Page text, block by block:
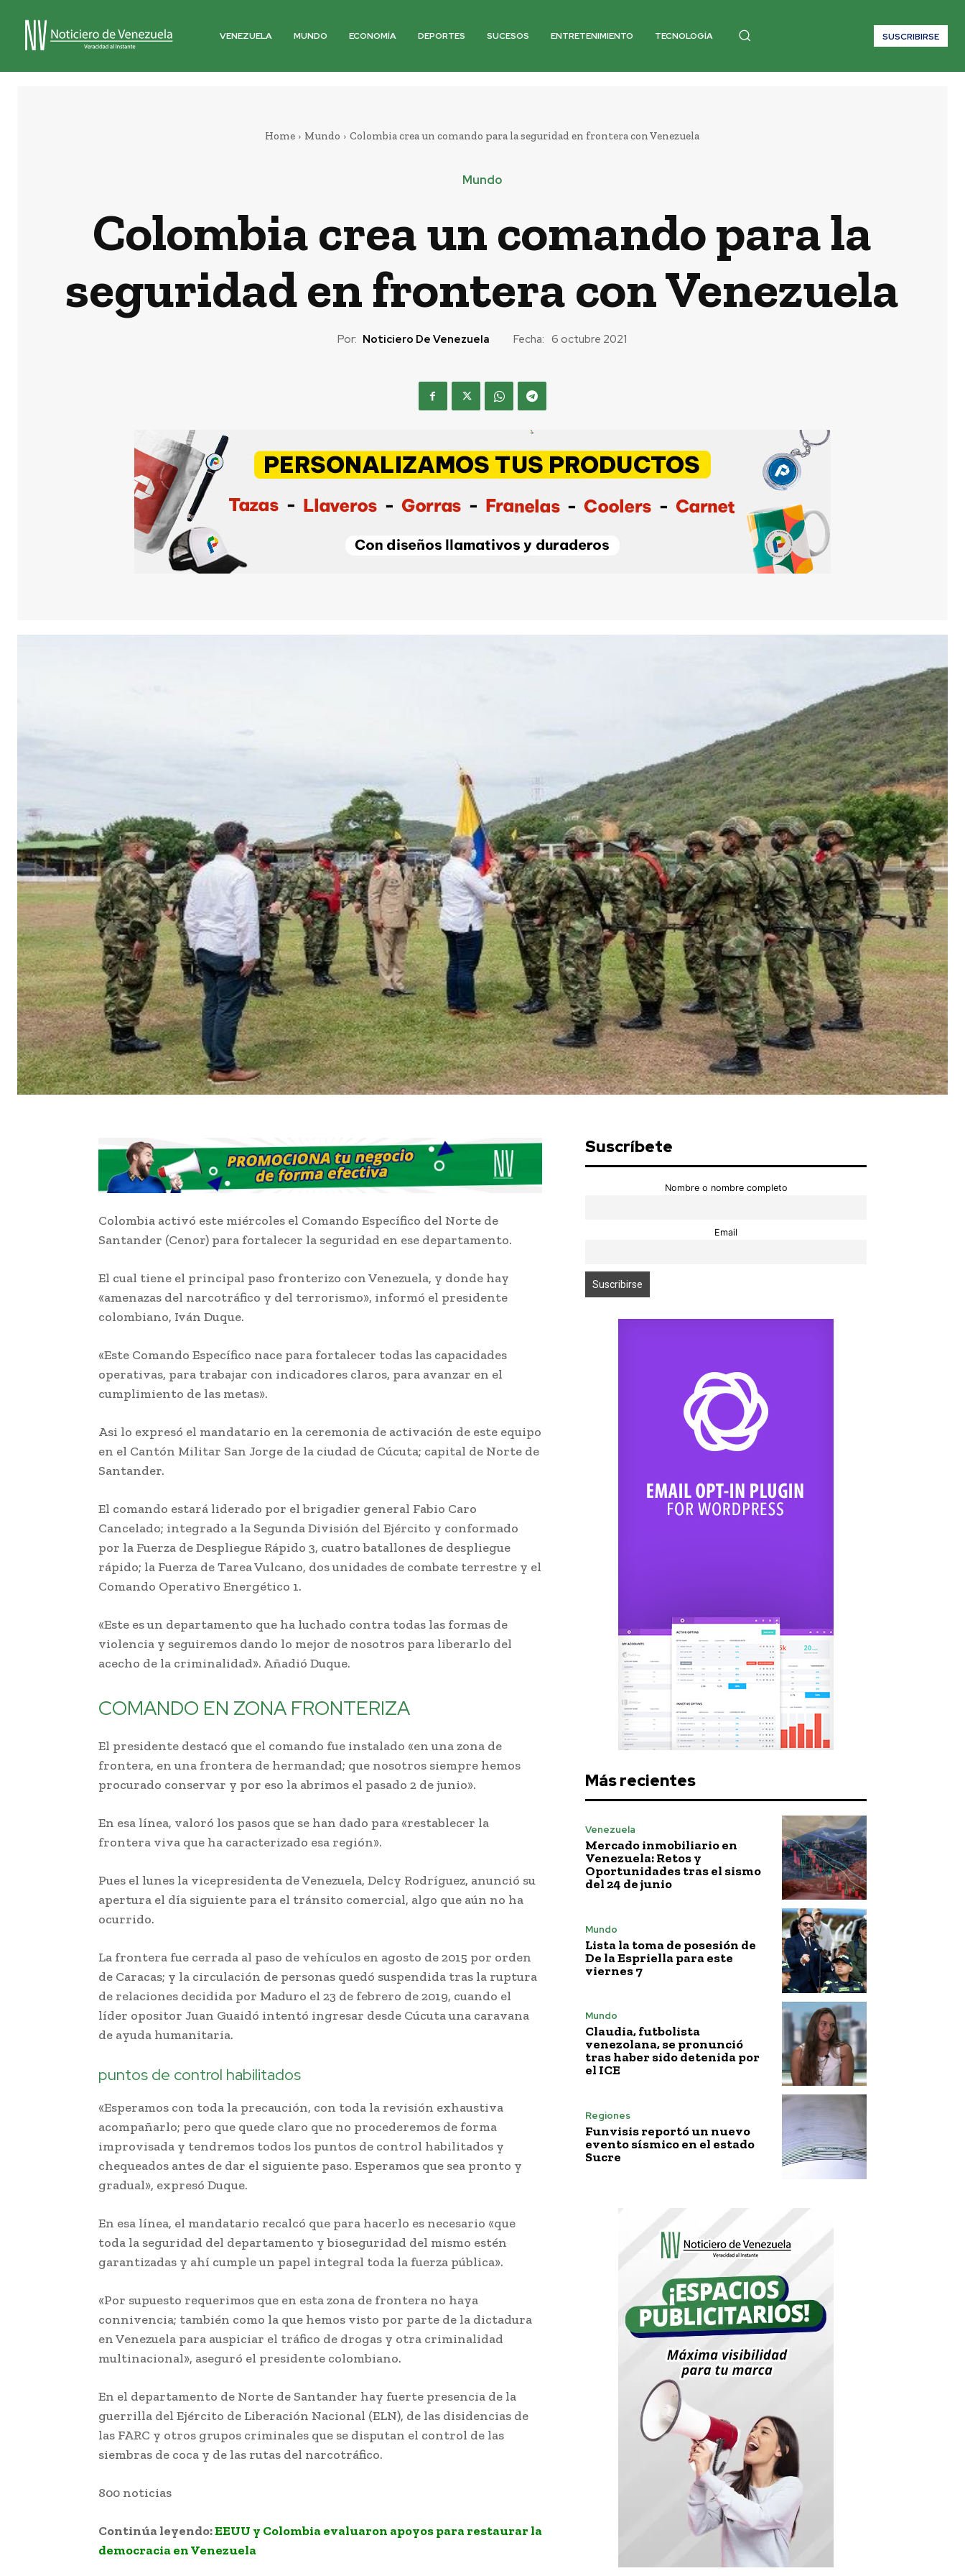
VENEZUELA MUNDO ECONOMÍA DEPORTES SUCESOS ENTRETENIMIENTO TECNOLOGÍA SUSCRIBIRSE
Home Mundo Colombia crea un comando para la seguridad en frontera con Venezuela
Mundo
Colombia crea un comando para la
seguridad en frontera con Venezuela
Por: Noticiero De Venezuela Fecha: 6 octubre 2021
Colombia activó este miércoles el Comando Específico del Norte de
Santander (Cenor) para fortalecer la seguridad en ese departamento.
El cual tiene el principal paso fronterizo con Venezuela, y donde hay
«amenazas del narcotráfico y del terrorismo», informó el presidente
colombiano, Iván Duque.
«Este Comando Específico nace para fortalecer todas las capacidades
operativas, para trabajar con indicadores claros, para avanzar en el
cumplimiento de las metas».
Asi lo expresó el mandatario en la ceremonia de activación de este equipo
en el Cantón Militar San Jorge de la ciudad de Cúcuta; capital de Norte de
Santander.
El comando estará liderado por el brigadier general Fabio Caro
Cancelado; integrado a la Segunda División del Ejército y conformado
por la Fuerza de Despliegue Rápido 3, cuatro batallones de despliegue
rápido; la Fuerza de Tarea Vulcano, dos unidades de combate terrestre y el
Comando Operativo Energético 1.
«Este es un departamento que ha luchado contra todas las formas de
violencia y seguiremos dando lo mejor de nosotros para liberarlo del
acecho de la criminalidad». Añadió Duque.
COMANDO EN ZONA FRONTERIZA
El presidente destacó que el comando fue instalado «en una zona de
frontera, en una frontera de hermandad; que nosotros siempre hemos
procurado conservar y por eso la abrimos el pasado 2 de junio».
En esa línea, valoró los pasos que se han dado para «restablecer la
frontera viva que ha caracterizado esa región».
Pues el lunes la vicepresidenta de Venezuela, Delcy Rodríguez, anunció su
apertura el día siguiente para el tránsito comercial, algo que aún no ha
ocurrido.
La frontera fue cerrada al paso de vehículos en agosto de 2015 por orden
de Caracas; y la circulación de personas quedó suspendida tras la ruptura
de relaciones decidida por Maduro el 23 de febrero de 2019, cuando el
líder opositor Juan Guaidó intentó ingresar desde Cúcuta una caravana
de ayuda humanitaria.
puntos de control habilitados
«Esperamos con toda la precaución, con toda la revisión exhaustiva
acompañarlo; pero que quede claro que no procederemos de forma
improvisada y tendremos todos los puntos de control habilitados y
chequeados antes de dar el siguiente paso. Esperamos que sea pronto y
gradual», expresó Duque.
En esa línea, el mandatario recalcó que para hacerlo es necesario «que
toda la seguridad del departamento y bioseguridad del mismo estén
garantizadas y ahí cumple un papel integral toda la fuerza pública».
«Por supuesto requerimos que en esta zona de frontera no haya
connivencia; también como la que hemos visto por parte de la dictadura
en Venezuela para auspiciar el tráfico de drogas y otra criminalidad
multinacional», aseguró el presidente colombiano.
En el departamento de Norte de Santander hay fuerte presencia de la
guerrilla del Ejército de Liberación Nacional (ELN), de las disidencias de
las FARC y otros grupos criminales que se disputan el control de las
siembras de coca y de las rutas del narcotráfico.
800 noticias
Continúa leyendo:EEUU y Colombia evaluaron apoyos para restaurar la
democracia en Venezuela
Suscríbete
Nombre o nombre completo
Email
Más recientes
Venezuela
Mercado inmobiliario en
Venezuela: Retos y
Oportunidades tras el sismo
del 24 de junio
Mundo
Lista la toma de posesión de
De la Espriella para este
viernes 7
Mundo
Claudia, futbolista
venezolana, se pronunció
tras haber sido detenida por
el ICE
Regiones
Funvisis reportó un nuevo
evento sísmico en el estado
Sucre